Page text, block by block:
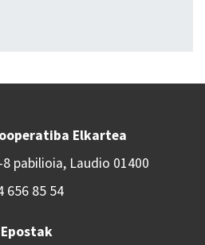
Elkartea
pabilioia, Laudio 01400
656 85 54
Epostak